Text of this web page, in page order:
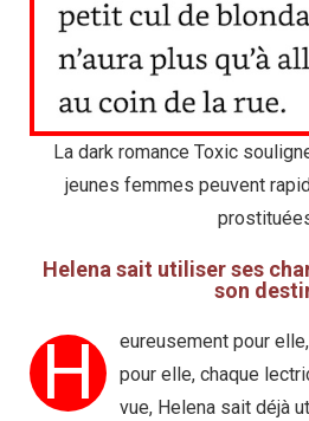
La dark romance Toxic
jeunes femmes peuvent
Helena sait utiliser ses
son
H
eureusement pour
pour elle, chaque
vue, Helena sait déjà